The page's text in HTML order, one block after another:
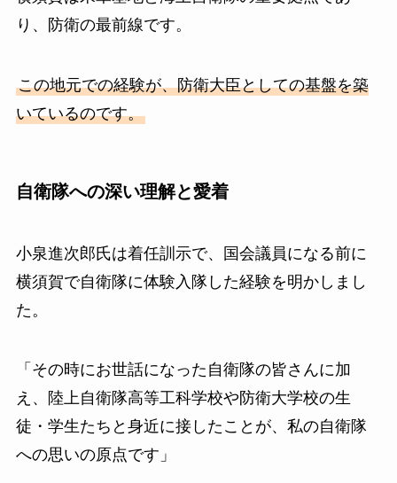
り、防衛の最前線です。
この地元での経験が、防衛大臣としての基盤を築
いているのです。
自衛隊への深い理解と愛着
小泉進次郎氏は着任訓示で、国会議員になる前に
横須賀で自衛隊に体験入隊した経験を明かしまし
た。
「その時にお世話になった自衛隊の皆さんに加
え、陸上自衛隊高等工科学校や防衛大学校の生
徒・学生たちと身近に接したことが、私の自衛隊
への思いの原点です」